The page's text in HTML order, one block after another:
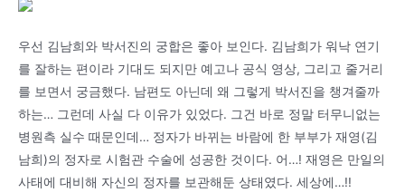
우선 김남희와 박서진의 궁합은 좋아 보인다. 김남희가 워낙 연기
를 잘하는 편이라 기대도 되지만 예고나 공식 영상, 그리고 줄거리
를 보면서 궁금했다. 남편도 아닌데 왜 그렇게 박서진을 챙겨줄까
하는… 그런데 사실 다 이유가 있었다. 그건 바로 정말 터무니없는
병원측 실수 때문인데… 정자가 바뀌는 바람에 한 부부가 재영(김
남희)의 정자로 시험관 수술에 성공한 것이다. 어…! 재영은 만일의
사태에 대비해 자신의 정자를 보관해둔 상태였다. 세상에…!!